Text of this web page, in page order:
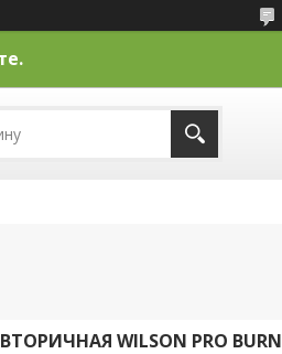
WILSON PRO BURN